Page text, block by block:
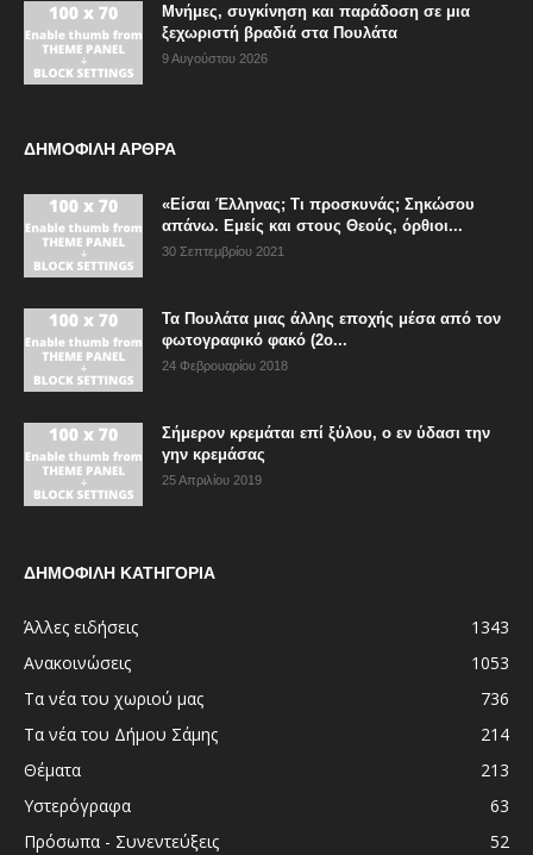
Μνήμες, συγκίνηση και παράδοση σε μια
ξεχωριστή βραδιά στα Πουλάτα
9 Αυγούστου 2026
ΔΗΜΟΦΙΛΗ ΑΡΘΡΑ
«Είσαι Έλληνας; Τι προσκυνάς; Σηκώσου
απάνω. Εμείς και στους Θεούς, όρθιοι...
30 Σεπτεμβρίου 2021
Τα Πουλάτα μιας άλλης εποχής μέσα από τον
φωτογραφικό φακό (2ο...
24 Φεβρουαρίου 2018
Σήμερον κρεμάται επί ξύλου, ο εν ύδασι την
γην κρεμάσας
25 Απριλίου 2019
ΔΗΜΟΦΙΛΗ ΚΑΤΗΓΟΡΙΑ
Άλλες ειδήσεις
1343
Ανακοινώσεις
1053
Τα νέα του χωριού μας
736
Τα νέα του Δήμου Σάμης
214
Θέματα
213
Υστερόγραφα
63
Πρόσωπα - Συνεντεύξεις
52